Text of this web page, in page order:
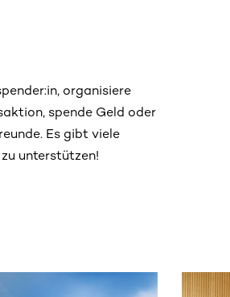
organisiere
spende Geld oder
Es gibt viele
unterstützen!